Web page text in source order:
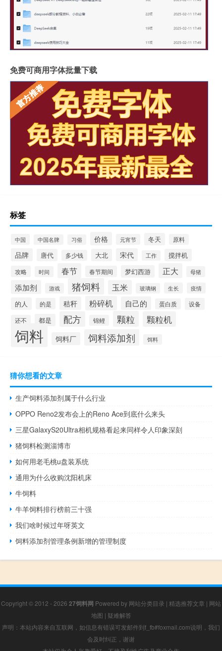
免费可商用字体批量下载
标签
中国 中国名牌 习俗 价格 元宵节 冬天 原料
品牌 唐代 多少钱 大北 宋代 工作 搅拌机
攻略 时间 春节 春节期间 梦幻西游 正大 母猪
添加剂 游戏 猪饲料 玉米 玻璃钢 生长 疫情
的人 的是 秸秆 粉碎机 自己的 蛋白质 设备
还不 都是 配方 锦鲤 颗粒 颗粒机
饲料 饲料厂 饲料添加剂 饵料
猜你想看的文章
生产饲料添加剂属于什么行业
OPPO Reno2发布会上的Reno Ace到底什么来头
三星GalaxyS20Ultra相机规格看起来同样令人印象深刻
猪饲料检测淄博市
如何用老毛桃u盘装系统
通用为什么收购沈阳机床
牛饲料
牛羊饲料排行榜前三十强
我们啥时候过年呀英文
饲料添加剂管理条例新增的管理制度
Copyright © 2012 - 2026 27饲料网 Powered by 网站分类目录 | 精选推荐文章 | 网站
地图 | 疑难解答
声明：本站内容来自互联网，如信息有错误可发邮件到f_fb#foxmail.com说明，我们
会及时纠正，谢谢